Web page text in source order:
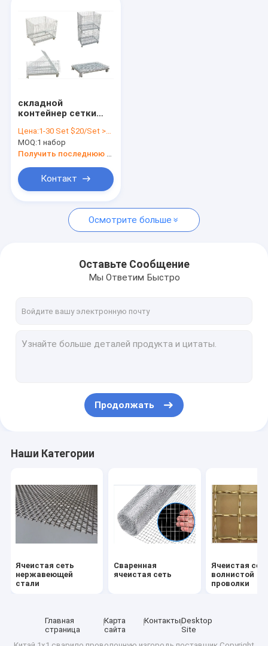
Гальванизированная стальная ячеистая сеть
Шестиугольная ячеистая сеть
Латунная ячеистая сеть
Загородка сетки звена цепи
Экран насекомого нержавеющей стали
Архитектурноакустическая сетка металла
Расширенная сетка металла
складной
контейнер сетки
сеть оцинкованной
стали для склада/
мастерской
Цена:1-30 Set $20/Set >30 Sets $15/Set
MOQ:1 набор
Получить последнюю цену
Контакт
Осмотрите больше
Оставьте Сообщение
Мы Ответим Быстро
Продолжать
Наши Категории
Ячеистая сеть
нержавеющей
стали
Сваренная
ячеистая сеть
Ячеистая
волнистой
проволки
Главная
страница
Карта
сайта
КонтактыDesktop
Site